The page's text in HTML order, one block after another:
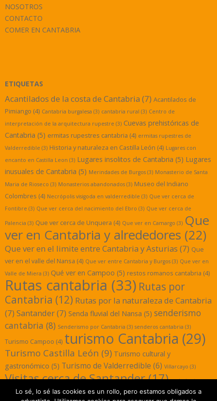
NOSOTROS
CONTACTO
COMER EN CANTABRIA
ETIQUETAS
Acantilados de la costa de Cantabria (7) Acantilados de
Pimiango (4) Cantabria burgalesa (3) cantabria rural (3) Centro de
interpretación de la arquitectura rupestre (3) Cuevas prehistóricas de
Cantabria (5) ermitas rupestres cantabria (4) ermitas rupestres de
Valderredible (3) Historia y naturaleza en Castilla León (4) Lugares con
encanto en Castilla Leon (3) Lugares insolitos de Cantabria (5) Lugares
inusuales de Cantabria (5) Merindades de Burgos (3) Monasterio de Santa
Maria de Rioseco (3) Monasterios abandonados (3) Museo del Indiano
Colombres (4) Necrópolis visigoda en valderredible (3) Que ver cerca de
Fontibre (3) Que ver cerca del nacimiento del Ebro (3) Que ver cerca de
Palencia (3) Que ver cerca de Unquera (4) Que ver en Camargo (3) Que
ver en Cantabria y alrededores (22)
Que ver en el limite entre Cantabria y Asturias (7) Que
ver en el valle del Nansa (4) Que ver entre Cantabria y Burgos (3) Que ver en
Valle de Miera (3) Qué ver en Campoo (5) restos romanos cantabria (4)
Rutas cantabria (33) Rutas por
Cantabria (12) Rutas por la naturaleza de Cantabria
(7) Santander(7) Senda fluvial del Nansa (5) senderismo
cantabria (8) Senderismo por Cantabria (3) senderos cantabria (3)
Turismo Campoo (4) turismo Cantabria (29)
Turismo Castilla León (9) Turismo cultural y
gastronómico (5) Turismo de Valderredible (6) Villarcayo (3)
Visitas cerca de Santander(17) yacimientos
romanos cantabria(3)
Lo sé, lo sé las cookies es un rollo, pero estamos obligados a